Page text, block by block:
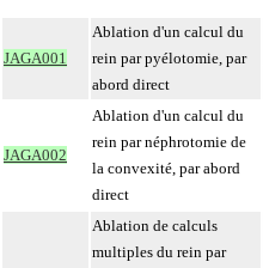
JAGA001
Ablation d'un calcul du
rein par pyélotomie, par
abord direct
JAGA002
Ablation d'un calcul du
rein par néphrotomie de
la convexité, par abord
direct
Ablation de calculs
multiples du rein par